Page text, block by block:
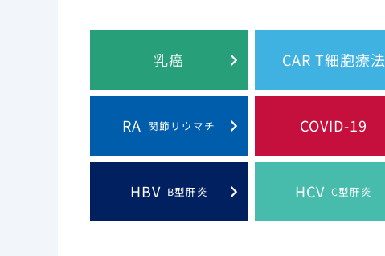
乳癌 CAR T細胞療法
RA 関節リウマチ COVID-19
HBV B型肝炎 HCV C型肝炎